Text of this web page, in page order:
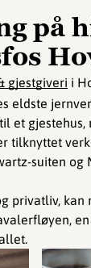
på
gjestgiveri i
eldste
et gjestehus,
tilknyttet
suiten og
privatliv, kan